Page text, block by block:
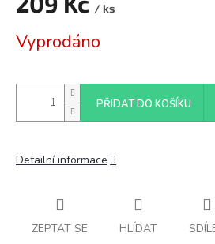
/ ks
cena:
Vyprodáno
PŘIDAT DO KOŠÍKU
Detailní informace
ZEPTAT SE HLÍDAT